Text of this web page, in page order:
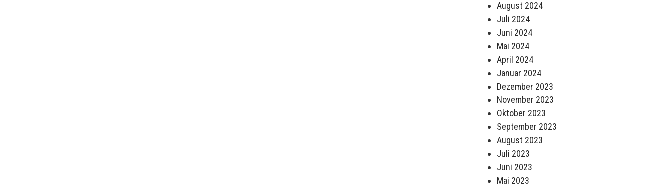
August 2024
Juli 2024
Juni 2024
Mai 2024
April 2024
Januar 2024
Dezember 2023
November 2023
Oktober 2023
September 2023
August 2023
Juli 2023
Juni 2023
Mai 2023